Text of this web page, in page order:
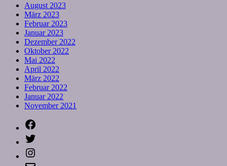
August 2023
März 2023
Februar 2023
Januar 2023
Dezember 2022
Oktober 2022
Mai 2022
April 2022
März 2022
Februar 2022
Januar 2022
November 2021